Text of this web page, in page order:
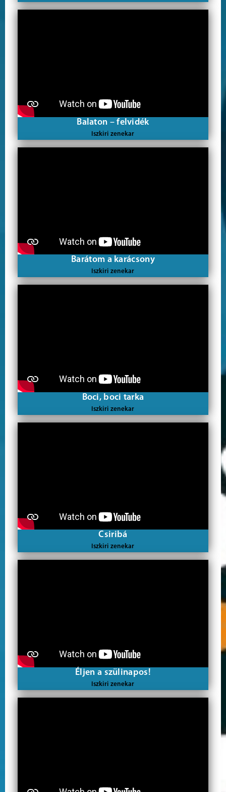
Balaton – felvidék
Iszkiri zenekar
Barátom a karácsony
Iszkiri zenekar
Boci, boci tarka
Iszkiri zenekar
Csiribá
Iszkiri zenekar
Éljen a szülinapos!
Iszkiri zenekar